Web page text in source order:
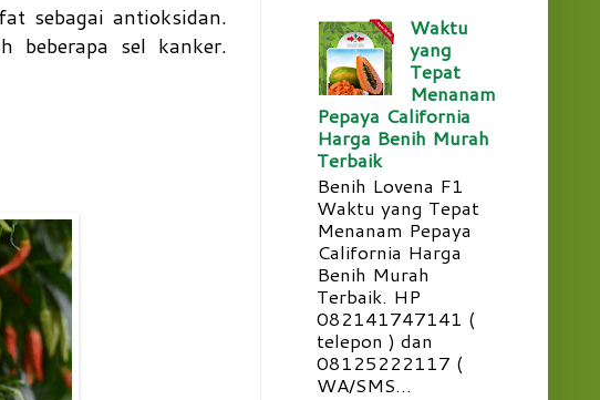
sebagai antioksidan.
beberapa sel kanker.
Waktu
yang
Tepat
Menanam
Pepaya California
Harga Benih Murah
Terbaik
Benih Lovena F1
Waktu yang Tepat
Menanam Pepaya
California Harga
Benih Murah
Terbaik. HP
082141747141 (
telepon ) dan
08125222117 (
WA/SMS...